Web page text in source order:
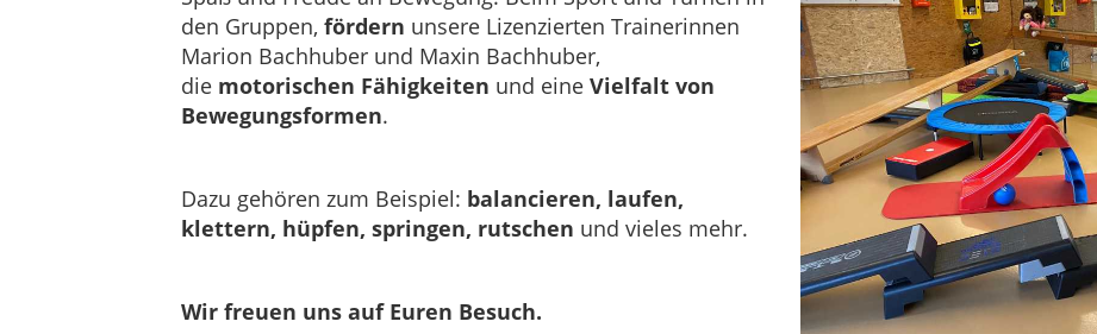
den Gruppen, fördern unsere Lizenzierten Trainerinnen
Marion Bachhuber und Maxin Bachhuber,
die motorischen Fähigkeiten und eine Vielfalt von
Bewegungsformen.
Dazu gehören zum Beispiel: balancieren, laufen,
klettern, hüpfen, springen, rutschen und vieles mehr.
Wir freuen uns auf Euren Besuch.